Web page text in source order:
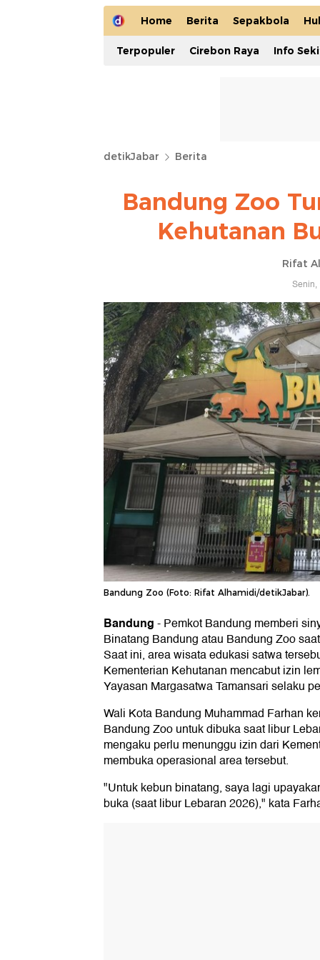
Home Berita Sepakbola
Terpopuler Cirebon Raya Info
detikJabar Berita
Bandung Zoo
Kehutanan
Rifat
Senin,
Bandung Zoo (Foto: Rifat Alhamidi/detikJabar).
Bandung-Pemkot Bandung memberi
Binatang Bandung atau Bandung Zoo
Saat ini, area wisata edukasi satwa
Kementerian Kehutanan mencabut izin
Yayasan Margasatwa Tamansari selaku
Wali Kota Bandung Muhammad Farhan
Bandung Zoo untuk dibuka saat libur
mengaku perlu menunggu izin dari
membuka operasional area tersebut.
"Untuk kebun binatang, saya lagi
buka (saat libur Lebaran 2026)," kata